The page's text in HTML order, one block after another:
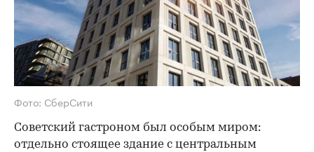
Фото: СберСити
Советский гастроном был особым миром:
отдельно стоящее здание с центральным